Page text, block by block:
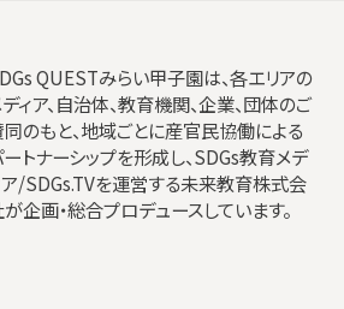
QUESTみらい甲子園は、各エリアの
ディア、自治体、教育機関、企業、団体のご
のもと、地域ごとに産官民協働による
トナーシップを形成し、SDGs教育メデ
ア/SDGs.TVを運営する未来教育株式会
企画・総合プロデュースしています。